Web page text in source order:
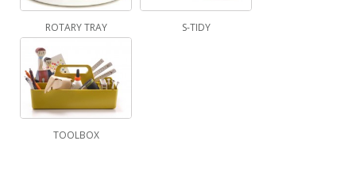
ROTARY TRAY S-TIDY
TOOLBOX